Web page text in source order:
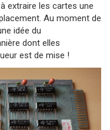
extraire les cartes une
Au moment de
idée du
dont elles
est de mise !